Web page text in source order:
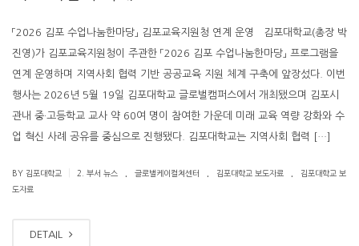
「2026 김포 수업나눔한마당」 김포교육지원청 연계 운영 김포대학교(총장 박
진영)가 김포교육지원청이 주관한 「2026 김포 수업나눔한마당」 프로그램을
연계 운영하며 지역사회 협력 기반 공공교육 지원 체계 구축에 앞장섰다. 이번
행사는 2026년 5월 19일 김포대학교 글로벌캠퍼스에서 개최됐으며 김포시
관내 중·고등학교 교사 약 60여 명이 참여한 가운데 미래 교육 역량 강화와 수
업 혁신 사례 공유를 중심으로 진행됐다. 김포대학교는 지역사회 협력 […]
BY 김포대학교 2. 부서 뉴스 글로벌케이컬쳐센터 김포대학교 보도자료
김포대학교 보
도자료
DETAIL